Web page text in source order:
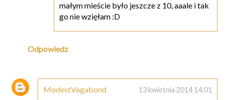
małym mieście było jeszcze z 10, aaale i tak
go nie wzięłam :D
Odpowiedz
ModestVagabond 13 kwietnia 2014 14:01